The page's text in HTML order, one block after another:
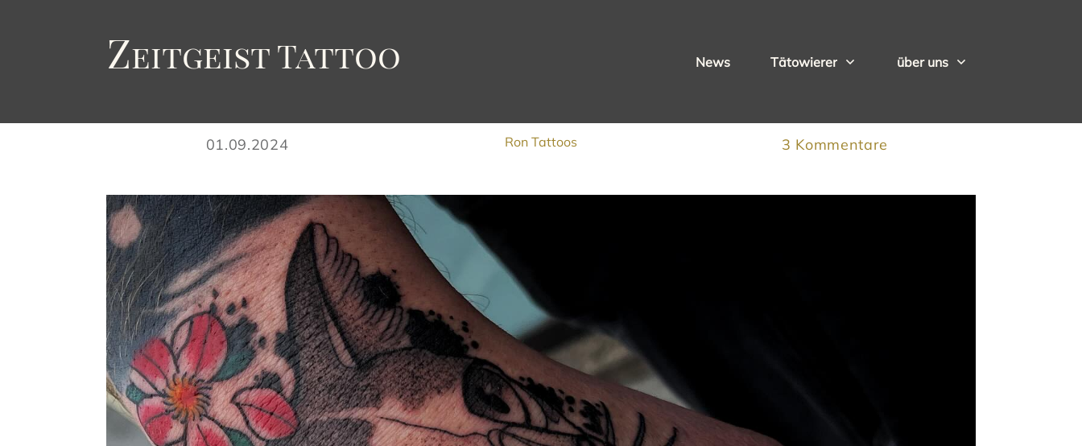
ZeitgeistTattoo News Tätowierer über uns
01.09.2024 Ron Tattoos 3 Kommentare